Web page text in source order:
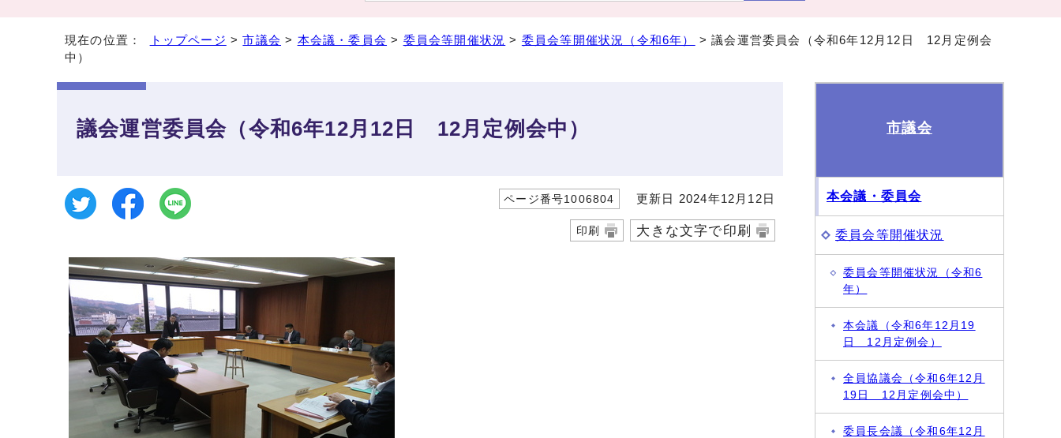
現在の位置： トップページ >市議会 > 本会議・委員会 > 委員会等開催状況 > 委員会等開催状況（令和6年）
> 議会運営委員会（令和6年12月12日 12月定例会
中）
議会運営委員会（令和6年12月12日 12月定例会中）
ページ番号1006804 更新日 2024年12月12日
印刷 大きな文字で印刷
市議会
本会議・委員会
委員会等開催状況
委員会等開催状況（令和6
年）
本会議（令和6年12月19
日 12月定例会）
全員協議会（令和6年12月
19日 12月定例会中）
委員長会議（令和6年12月